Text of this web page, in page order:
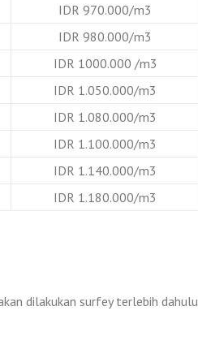
IDR 970.000/m3
IDR 980.000/m3
IDR 1000.000 /m3
IDR 1.050.000/m3
IDR 1.080.000/m3
IDR 1.100.000/m3
IDR 1.140.000/m3
IDR 1.180.000/m3
dilakukan surfey terlebih dahulu